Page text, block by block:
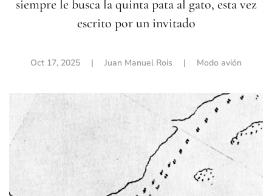
siempre le busca la quinta pata al gato, esta vez
escrito por un invitado
Oct 17, 2025 | Juan Manuel Rois | Modo avión